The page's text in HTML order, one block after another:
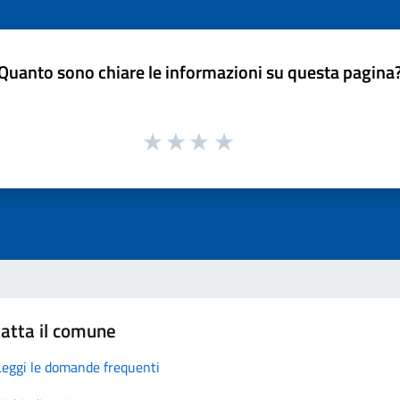
sono chiare le informazioni su questa
il comune
le domande frequenti